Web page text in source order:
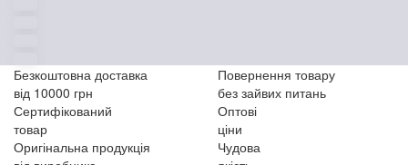
Безкоштовна доставка
від 10000 грн
Повернення товару
без зайвих питань
Сертифікований
товар
Оптові
ціни
Оригінальна продукція
Чудова